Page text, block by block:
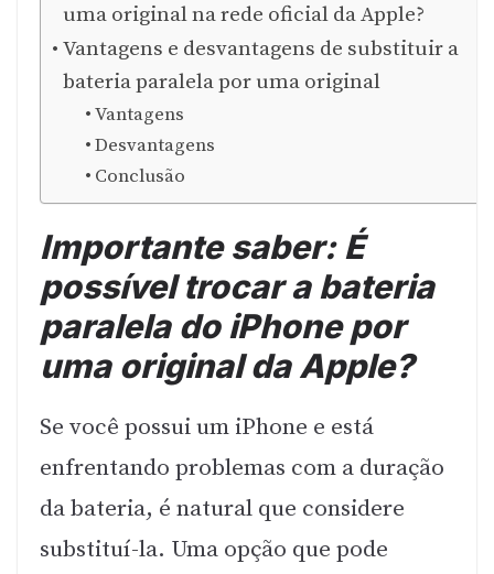
uma original na rede oficial da Apple?
Vantagens e desvantagens de substituir a
bateria paralela por uma original
Vantagens
Desvantagens
Conclusão
Importante saber: É
possível trocar a bateria
paralela do iPhone por
uma original da Apple?
Se você possui um iPhone e está
enfrentando problemas com a duração
da bateria, é natural que considere
substituí-la. Uma opção que pode